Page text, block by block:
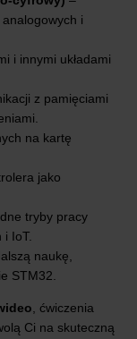
i
i innymi układami
z pamięciami
na kartę
jako
tryby pracy
IoT.
naukę,
STM32.
, ćwiczenia
Ci na skuteczną